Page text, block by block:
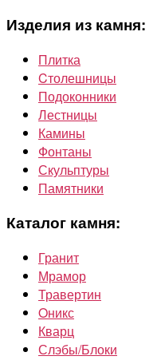
Изделия из камня:
Плитка
Cтолешницы
Подоконники
Лестницы
Камины
Фонтаны
Скульптуры
Памятники
Каталог камня:
Гранит
Мрамор
Травертин
Oникс
Кварц
Слэбы/Блоки